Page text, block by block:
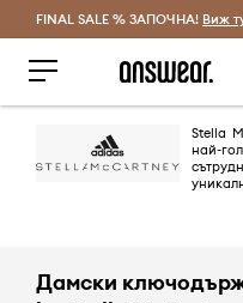
FINAL SALE % ЗАПОЧНА! Виж
Stella
най-
Дамски